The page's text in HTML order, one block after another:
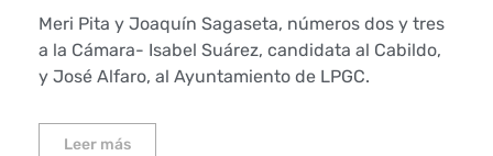
Meri Pita y Joaquín Sagaseta, números dos y tres
a la Cámara- Isabel Suárez, candidata al Cabildo,
y José Alfaro, al Ayuntamiento de LPGC.
Leer más